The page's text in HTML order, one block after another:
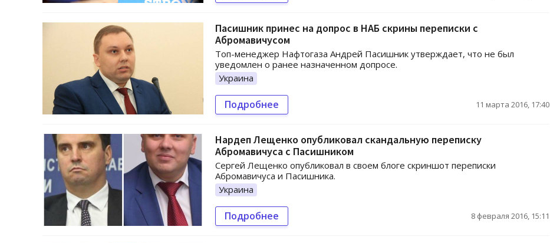
Пасишник принес на допрос в НАБ скрины переписки с
Абромавичусом
Топ-менеджер Нафтогаза Андрей Пасишник утверждает, что не был
уведомлен о ранее назначенном допросе.
Украина
Подробнее 11 марта 2016, 17:40
Нардеп Лещенко опубликовал скандальную переписку
Абромавичуса с Пасишником
Сергей Лещенко опубликовал в своем блоге скриншот переписки
Абромавичуса и Пасишника.
Украина
Подробнее 8 февраля 2016, 15:11